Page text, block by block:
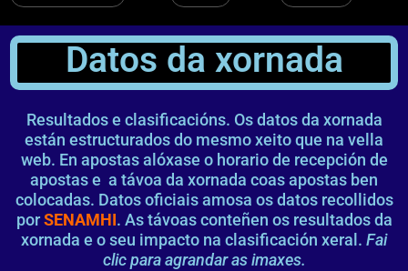
Datos da xornada
Resultados e clasificacións. Os datos da xornada
están estructurados do mesmo xeito que na vella
web. En apostas alóxase o horario de recepción de
apostas e a távoa da xornada coas apostas ben
colocadas. Datos oficiais amosa os datos recollidos
porSENAMHI. As távoas conteñen os resultados da
xornada e o seu impacto na clasificación xeral. Fai
clic para agrandar as imaxes.